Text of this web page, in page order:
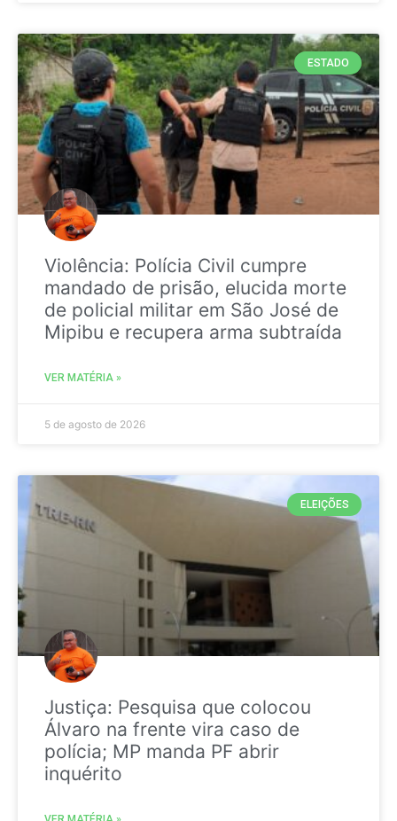
ESTADO
Violência: Polícia Civil cumpre
mandado de prisão, elucida morte
de policial militar em São José de
Mipibu e recupera arma subtraída
VER MATÉRIA »
5 de agosto de 2026
ELEIÇÕES
Justiça: Pesquisa que colocou
Álvaro na frente vira caso de
polícia; MP manda PF abrir
inquérito